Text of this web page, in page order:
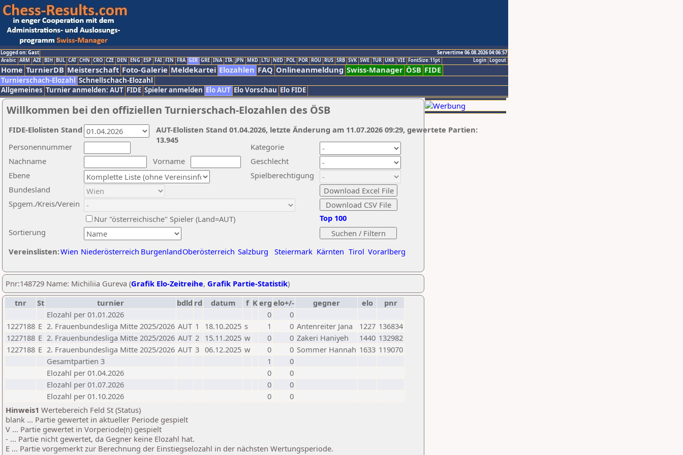
Logged on: Gast
Servertime 06.08.2026 04:06:57
Logout
Login
Arabic ARM AZE BIH BUL CAT CHN CRO CZE DEN ENG ESP FAI FIN FRA GER GRE INA ITA JPN MKD LTU NED POL POR ROU RUS SRB SVK SWE TUR UKR VIE FontSize:11pt
Home TurnierDB Meisterschaft Foto-Galerie Meldekartei Elozahlen FAQ Onlineanmeldung Swiss-Manager ÖSB FIDE
Turnierschach-Elozahl Schnellschach-Elozahl
Allgemeines Turnier anmelden: AUT FIDE Spieler anmelden Elo AUT Elo Vorschau Elo FIDE
Willkommen bei den offiziellen Turnierschach-Elozahlen des ÖSB
Nachname
Vorname
Ebene
Kategorie
Sortierung
Personennummer
Bundesland
Spgem./Kreis/Verein
Geschlecht
Nur "österreichische" Spieler (Land=AUT)
Spielberechtigung
Vereinslisten:Wien Niederösterreich BurgenlandOberösterreich Salzburg Steiermark Kärnten Tirol Vorarlberg
Top 100
AUT-Elolisten Stand 01.04.2026, letzte Änderung am 11.07.2026 09:29, gewertete Partien:
13.945
FIDE-Elolisten Stand
Pnr:148729 Name: Michiliia Gureva (Grafik Elo-Zeitreihe, Grafik Partie-Statistik)
tnr
St turnier bdld rd datum f Kerg elo+/- gegner elo
pnr
Elozahl per 01.01.2026
0
0
1227188 E 2. Frauenbundesliga Mitte 2025/2026 AUT 1 18.10.2025 s 1 0 Antenreiter Jana 1227 136834
1227188 E 2. Frauenbundesliga Mitte 2025/2026 AUT 2 15.11.2025 w 0 0 Zakeri Haniyeh 1440 132982
1227188 E 2. Frauenbundesliga Mitte 2025/2026 AUT 3 06.12.2025 w 0 0 Sommer Hannah 1633 119070
Gesamtpartien 3
1
0
Elozahl per 01.04.2026
0
0
Elozahl per 01.07.2026
0
0
Elozahl per 01.10.2026
0
0
Hinweis1 Wertebereich Feld St (Status)
blank ... Partie gewertet in aktueller Periode gespielt
V ... Partie gewertet in Vorperiode(n) gespielt
- ... Partie nicht gewertet, da Gegner keine Elozahl hat.
E ... Partie vorgemerkt zur Berechnung der Einstiegselozahl in der nächsten Wertungsperiode.